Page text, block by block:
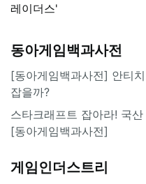
레이더스'
동아게임백과사전
[동아게임백과사전] 안티
잡을까?
스타크래프트 잡아라! 국
[동아게임백과사전]
게임인더스트리